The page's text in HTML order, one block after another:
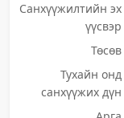
Санхүүжилтийн эх
үүсвэр
Төсөв
Тухайн онд
санхүүжих дүн